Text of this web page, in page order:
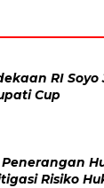
RI
Cup
Risiko